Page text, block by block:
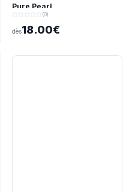
Pure Pearl
(0)
dès18.00€